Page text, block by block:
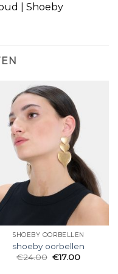
| Shoeby
SHOEBY OORBELLEN
shoeby oorbellen
€24.00 €17.00